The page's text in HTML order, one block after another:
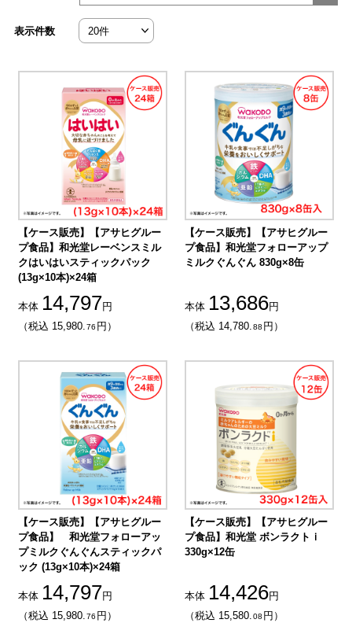
表示件数
【ケース販売】【アサヒグルー
プ食品】和光堂レーベンスミル
クはいはいスティックパック
(13g×10本)×24箱
本体 14,797円
（税込 15,980.76 円）
【ケース販売】【アサヒグルー
プ食品】和光堂フォローアップ
ミルクぐんぐん 830g×8缶
本体 13,686円
（税込 14,780.88 円）
【ケース販売】【アサヒグルー
プ食品】 和光堂フォローアッ
プミルクぐんぐんスティックパ
ック (13g×10本)×24箱
本体 14,797円
（税込 15,980.76 円）
【ケース販売】【アサヒグルー
プ食品】和光堂 ボンラクトｉ
330g×12缶
本体 14,426円
（税込 15,580.08 円）